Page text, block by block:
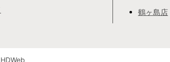
鶴ヶ島店